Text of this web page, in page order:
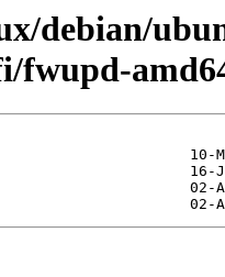
debian/
fwupd-